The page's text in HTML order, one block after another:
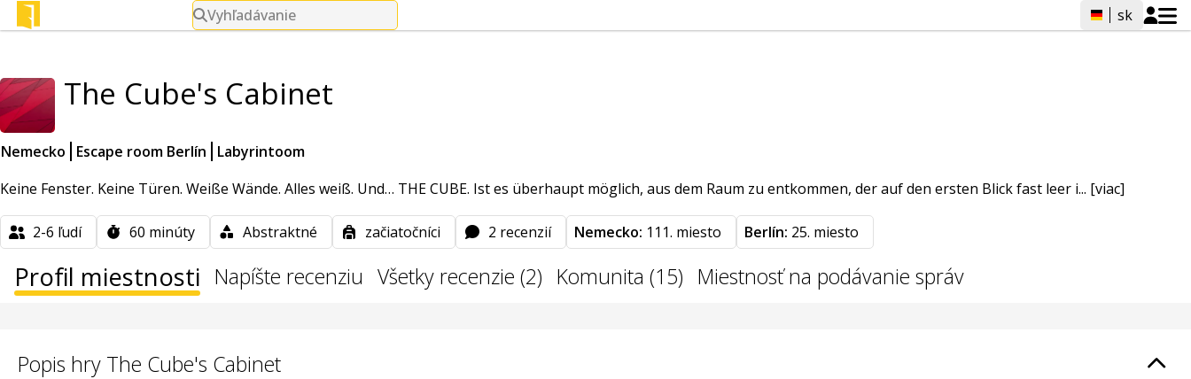
Vyhľadávanie sk
The Cube's Cabinet
Nemecko Escape room Berlín
Labyrintoom
Keine Fenster. Keine Türen. Weiße Wände. Alles weiß. Und… THE CUBE. Ist es überhaupt möglich, aus dem Raum zu entkommen, der auf den ersten Blick fast leer i... [viac]
2-6 ľudí 60 minúty Abstraktné začiatočníci 2 recenzií Nemecko: 111. miesto Berlín: 25. miesto
Profil miestnosti Napíšte recenziu Všetky recenzie (2) Komunita (15) Miestnosť na podávanie správ
Popis hry The Cube's Cabinet